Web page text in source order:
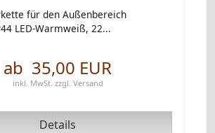
für den Außenbereich
LED-Warmweiß, 22...
ab 35,00 EUR
inkl. MwSt. zzgl. Versand
Details